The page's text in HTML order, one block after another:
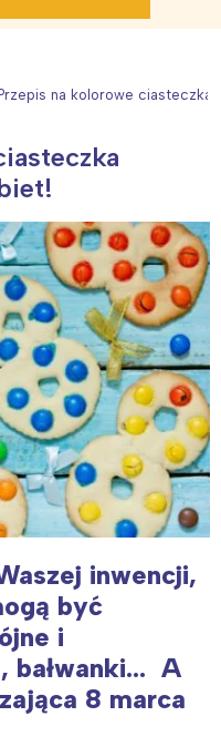
Przepis na kolorowe ciasteczka
inwencji,
być
i
bałwanki… A
8 marca